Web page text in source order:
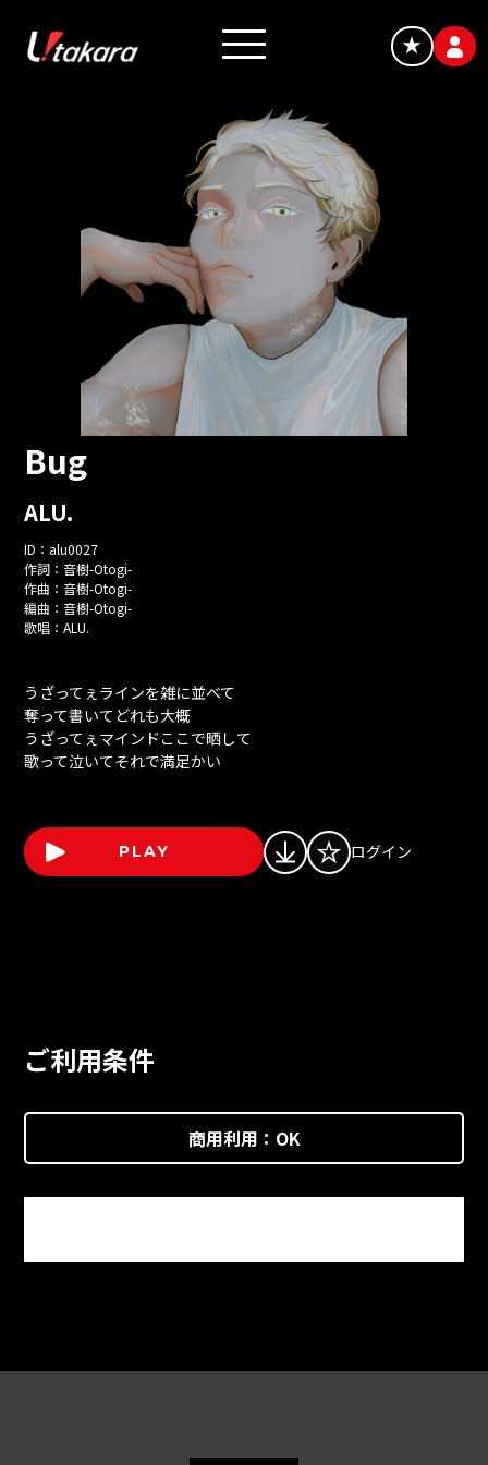
★
Bug
ALU.
ID： alu0027
作詞： 音樹-Otogi-
作曲： 音樹-Otogi-
編曲： 音樹-Otogi-
歌唱：ALU.
うざってぇラインを雑に並べて
奪って書いてどれも大概
うざってぇマインドここで晒して
歌って泣いてそれで満足かい
PLAY ログイン
ご利用条件
商用利用： OK